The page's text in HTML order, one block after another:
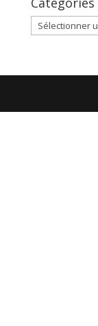
Catégories